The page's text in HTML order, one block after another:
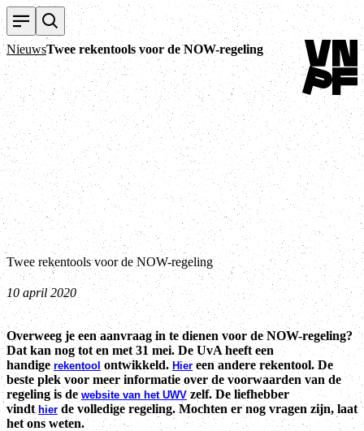
NieuwsTwee rekentools voor de NOW-regeling
Terug naar
Twee rekentools voor de NOW-regeling
10 april 2020
Overweeg je een aanvraag in te dienen voor de NOW-regeling?
Dat kan nog tot en met 31 mei. De UvA heeft een
handigerekentool ontwikkeld. Hiereen andere rekentool. De
beste plek voor meer informatie over de voorwaarden van de
regeling is dewebsite van het UWV zelf. De liefhebber
vindt hier de volledige regeling. Mochten er nog vragen zijn, laat
het ons weten.